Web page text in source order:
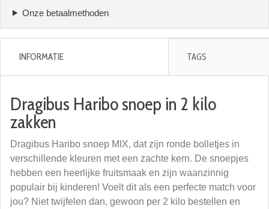
Onze betaalmethoden
INFORMATIE TAGS
Dragibus Haribo snoep in 2 kilo
zakken
Dragibus Haribo snoep MIX, dat zijn ronde bolletjes in
verschillende kleuren met een zachte kern. De snoepjes
hebben een heerlijke fruitsmaak en zijn waanzinnig
populair bij kinderen! Voelt dit als een perfecte match voor
jou? Niet twijfelen dan, gewoon per 2 kilo bestellen en